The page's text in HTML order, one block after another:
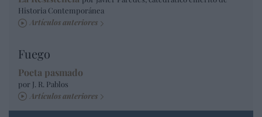
Historia Contemporánea
Artículos anteriores
Fuego
Poeta pasmado
por J. R. Pablos
Artículos anteriores